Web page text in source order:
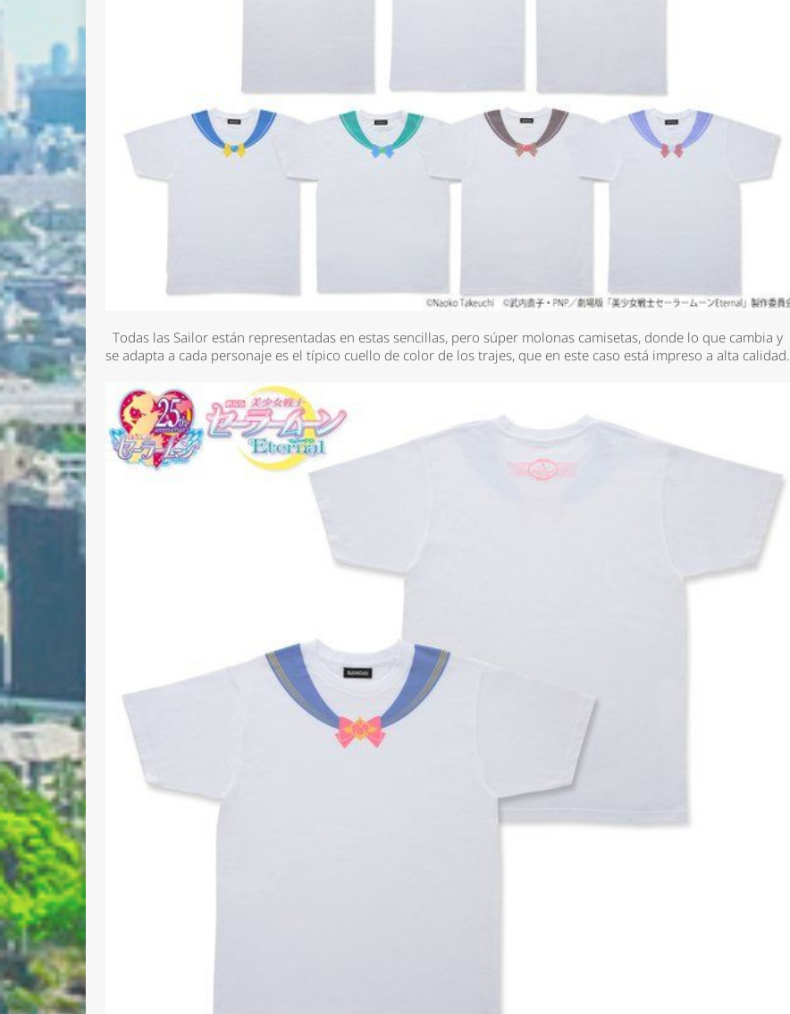
Todas las Sailor están representadas en estas sencillas, pero súper molonas camisetas, donde lo que cambia y
se adapta a cada personaje es el típico cuello de color de los trajes, que en este caso está impreso a alta calidad.
Nombre *